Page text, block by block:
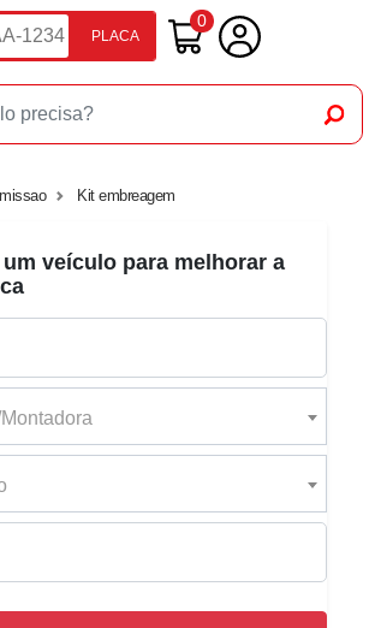
PLACA
0
Kit embreagem
veículo para melhorar a